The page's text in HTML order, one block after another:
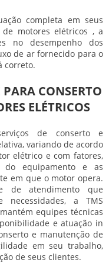
completa em seus
motores elétricos , a
no desempenho dos
de ar fornecido para o
correto.
CONSERTO
ELÉTRICOS
de conserto e
variando de acordo
elétrico e com fatores,
do equipamento e as
em que o motor opera.
de atendimento que
a TMS
equipes técnicas
e atuação in
e manutenção de
em seu trabalho,
de seus clientes.